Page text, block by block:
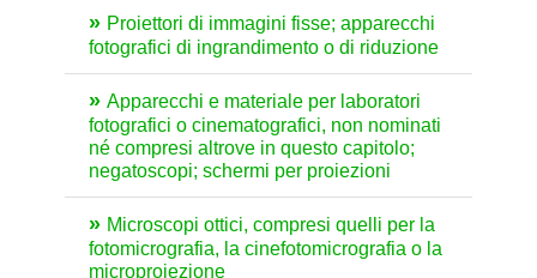
Proiettori di immagini fisse; apparecchi
fotografici di ingrandimento o di riduzione
Apparecchi e materiale per laboratori
fotografici o cinematografici, non nominati
né compresi altrove in questo capitolo;
negatoscopi; schermi per proiezioni
Microscopi ottici, compresi quelli per la
fotomicrografia, la cinefotomicrografia o la
microproiezione